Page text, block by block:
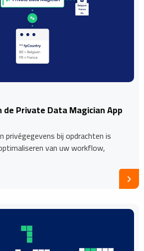
Private Data Magician App
privégegevens bij opdrachten is
van uw workflow,